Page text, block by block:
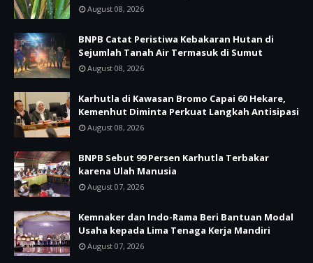
August 08, 2026
BNPB Catat Peristiwa Kebakaran Hutan di
Sejumlah Tanah Air Termasuk di Sumut
August 08, 2026
Karhutla di Kawasan Bromo Capai 60 Hekare,
Kemenhut Diminta Perkuat Langkah Antisipasi
August 08, 2026
BNPB Sebut 99 Persen Karhutla Terbakar
karena Ulah Manusia
August 07, 2026
Kemnaker dan Indo-Rama Beri Bantuan Modal
Usaha kepada Lima Tenaga Kerja Mandiri
August 07, 2026